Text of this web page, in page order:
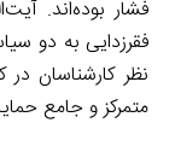
فشار بوده‌اند.
فقرزدایی به دو
متمرکز و جامع حمایت اجتماعی و